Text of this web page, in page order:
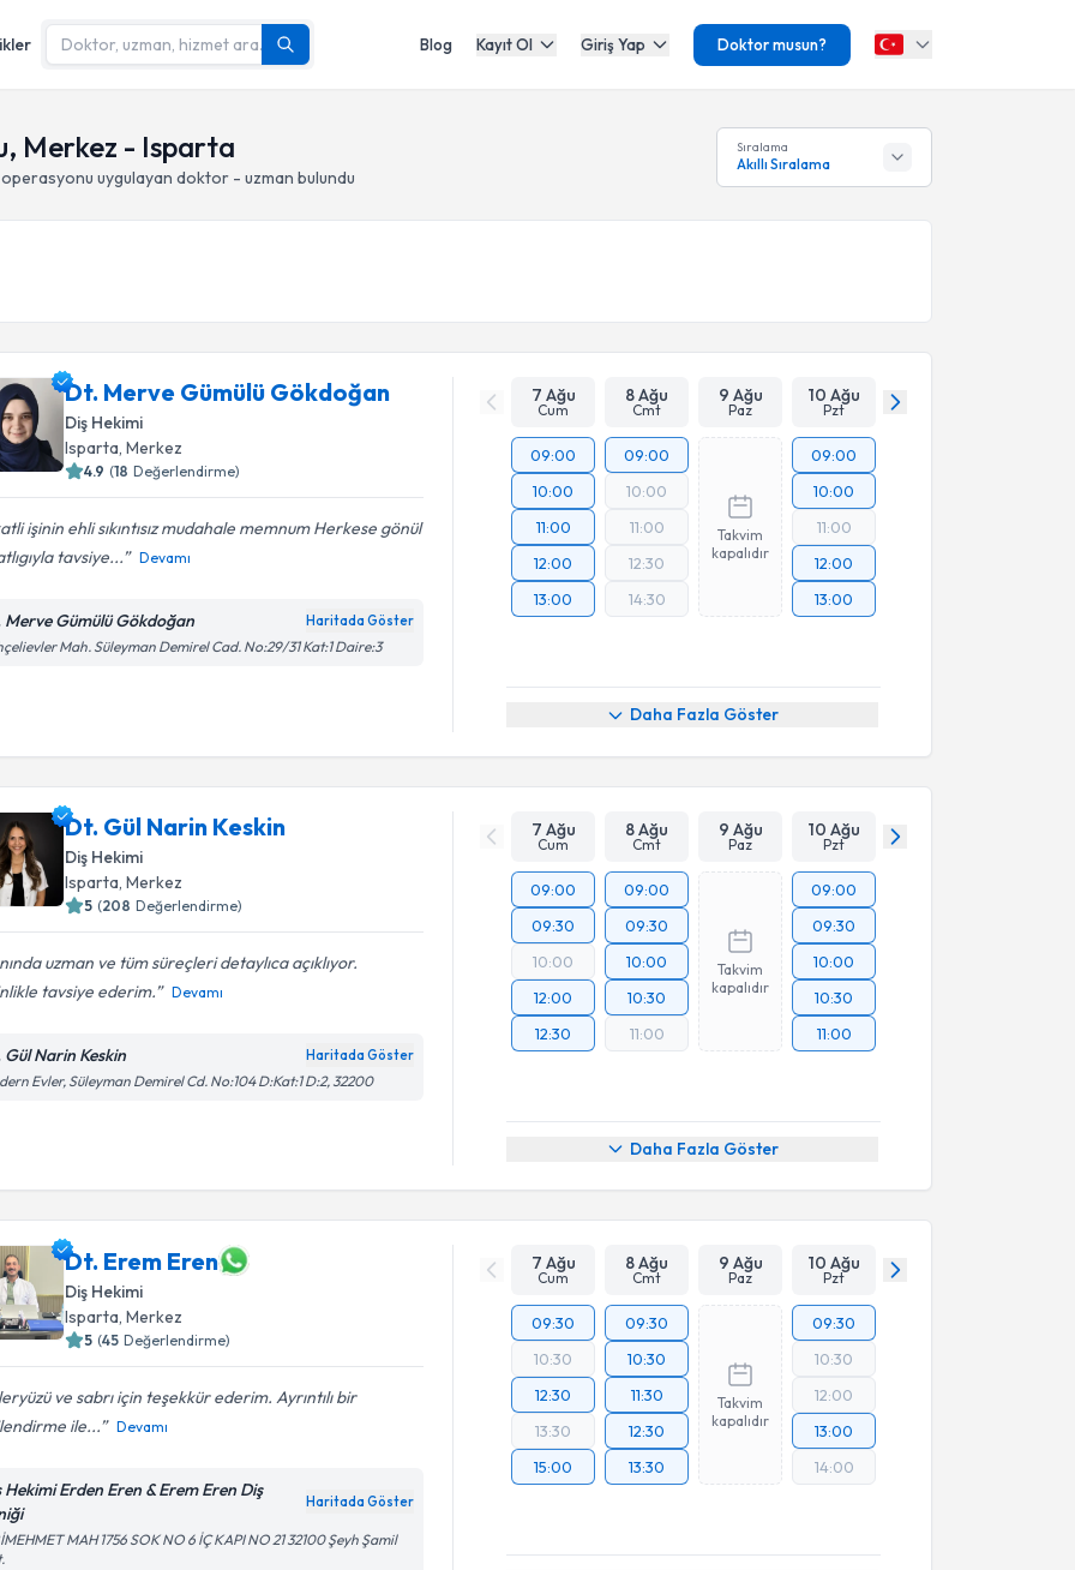
Blog Kayıt Ol Giriş Yap Doktor musun?
Merkez - Isparta
uygulayan doktor - uzman bulundu
Sıralama
Akıllı Sıralama
Dt. Merve Gümülü Gökdoğan
Diş Hekimi
Isparta, Merkez
4.9 (18 Değerlendirme)
işinin ehli sıkıntısız mudahale memnum Herkese gönül
tavsiye...
Devamı
Merve Gümülü Gökdoğan Haritada Göster
Mah. Süleyman Demirel Cad. No:29/31 Kat:1 Daire:3
7 Ağu
Cum
8 Ağu
Cmt
9 Ağu
Paz
10 Ağu
Pzt
09:00
10:00
11:00
12:00
13:00
09:00
10:00
11:00
12:30
14:30
Takvim
kapalıdır
09:00
10:00
11:00
12:00
13:00
Daha Fazla Göster
Dt. Gül Narin Keskin
Diş Hekimi
Isparta , Merkez
5 (208 Değerlendirme)
uzman ve tüm süreçleri detaylıca açıklıyor.
tavsiye ederim.
Devamı
Gül Narin Keskin Haritada Göster
Evler, Süleyman Demirel Cd. No:104 D:Kat:1 D:2, 32200
7 Ağu
Cum
8 Ağu
Cmt
9 Ağu
Paz
10 Ağu
Pzt
09:00
09:30
10:00
12:00
12:30
09:00
09:30
10:00
10:30
11:00
Takvim
kapalıdır
09:00
09:30
10:00
10:30
11:00
Daha Fazla Göster
Dt. Erem Eren
Diş Hekimi
Isparta, Merkez
5 (45 Değerlendirme)
ve sabrı için teşekkür ederim. Ayrıntılı bir
ile...
Devamı
Hekimi Erden Eren & Erem Eren Diş
Haritada Göster
MAH 1756 SOK NO 6 İÇ KAPI NO 21 32100 Şeyh Şamil
7 Ağu
Cum
8 Ağu
Cmt
9 Ağu
Paz
10 Ağu
Pzt
09:30
10:30
12:30
13:30
15:00
09:30
10:30
11:30
12:30
13:30
Takvim
kapalıdır
09:30
10:30
12:00
13:00
14:00